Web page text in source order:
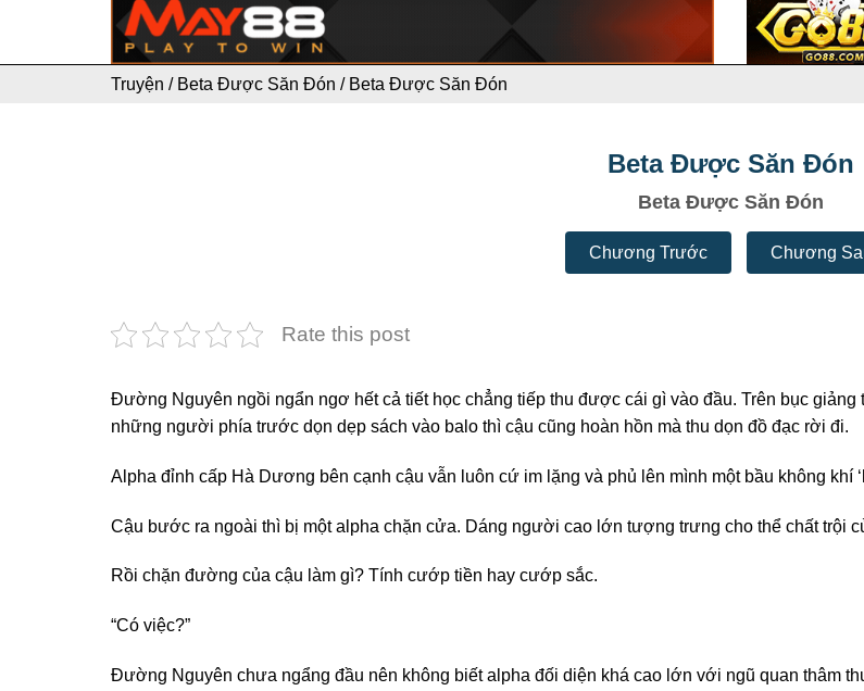
Truyện / Beta Được Săn Đón / Beta Được Săn Đón
Beta Được Săn Đón
Beta Được Săn Đón
Chương Trước Chương
Rate this post
Đường Nguyên ngồi ngẩn ngơ hết cả tiết học chẳng tiếp thu được cái gì vào đầu. Trên bục
những người phía trước dọn dẹp sách vào balo thì cậu cũng hoàn hồn mà thu dọn đồ đạc rời đi.
Alpha đỉnh cấp Hà Dương bên cạnh cậu vẫn luôn cứ im lặng và phủ lên mình một bầu không khí
Cậu bước ra ngoài thì bị một alpha chặn cửa. Dáng người cao lớn tượng trưng cho thể chất trội
Rồi chặn đường của cậu làm gì? Tính cướp tiền hay cướp sắc.
“Có việc?”
Đường Nguyên chưa ngẩng đầu nên không biết alpha đối diện khá cao lớn với ngũ quan thâm